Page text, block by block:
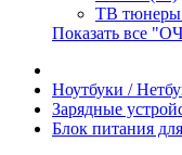
ТВ тюнеры
Показать все
Ноутбуки /
Зарядные
Блок питания